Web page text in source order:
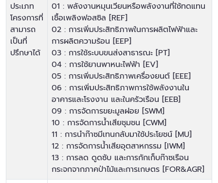
ประเภท
โครงการที่
สามารถ
เป็นที่
ปรึกษาได้
01 : พลังงานหมุนเวียนหรือพลังงานที่ใช้ทดแทน
เชื้อเพลิงฟอสซิล [REF]
02 : การเพิ่มประสิทธิภาพในการผลิตไฟฟ้าและ
การผลิตความร้อน [EEP]
03 : การใช้ระบบขนส่งสาธารณะ [PT]
04 : การใช้ยานพาหนะไฟฟ้า [EV]
05 : การเพิ่มประสิทธิภาพเครื่องยนต์ [EEE]
06 : การเพิ่มประสิทธิภาพการใช้พลังงานใน
อาคารและโรงงาน และในครัวเรือน [EEB]
09 : การจัดการขยะมูลฝอย [SWM]
10 : การจัดการน้ำเสียชุมชน [CWM]
11 : การนำก๊าซมีเทนกลับมาใช้ประโยชน์ [MU]
12 : การจัดการน้ำเสียอุตสาหกรรม [IWM]
13 : การลด ดูดซับ และการกักเก็บก๊าซเรือน
กระจกจากภาคป่าไม้และการเกษตร [FOR&AGR]